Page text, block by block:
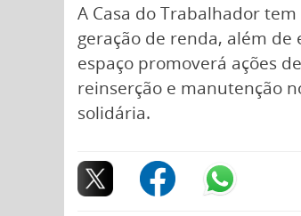
A Casa do Trabalhador
geração de renda, além
espaço promoverá ações
reinserção e manutenção
solidária.